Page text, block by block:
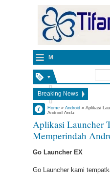
≡ M
e
n
u
Breaking News
Indonesian Independence Day -
Things I have learned as a
The Physics of Marketing
Things I have learned as a leader
Pengalaman Karantina Rumah
Home» Android » Aplikasi
Android Anda
Aplikasi Launcher
Memperindah
Admin
No Comment
Go Launcher EX
Go Launcher kami